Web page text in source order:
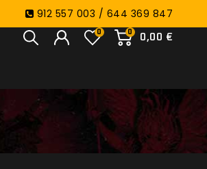
912 557 003 / 644 369 847
0
0,00 €
0